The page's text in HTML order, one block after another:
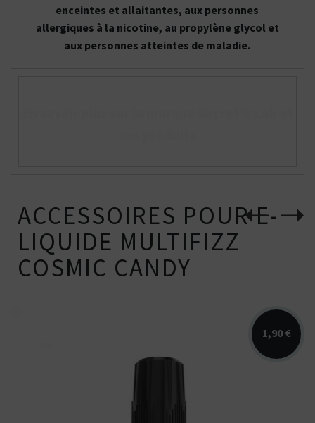
enceintes et allaitantes, aux personnes
allergiques à la nicotine, au propylène glycol et
aux personnes atteintes de maladie.
ACCESSOIRES POUR E-
LIQUIDE MULTIFIZZ
COSMIC CANDY
1,90 €